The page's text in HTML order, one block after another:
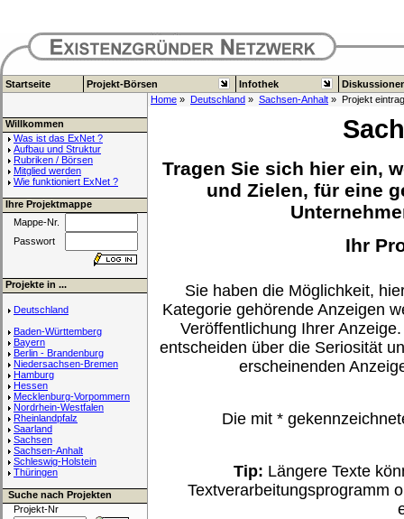
Startseite Projekt-Börsen Infothek
Home » Deutschland » Sachsen-Anhalt » Projekt
Willkommen
Was ist das ExNet ?
Aufbau und Struktur
Rubriken / Börsen
Mitglied werden
Wie funktioniert ExNet ?
Ihre Projektmappe
Mappe-Nr.
Passwort
Projekte in ...
Deutschland
Baden-Württemberg
Bayern
Berlin - Brandenburg
Niedersachsen-Bremen
Hamburg
Hessen
Mecklenburg-Vorpommern
Nordrhein-Westfalen
Rheinlandpfalz
Saarland
Sachsen
Sachsen-Anhalt
Schleswig-Holstein
Thüringen
Suche nach Projekten
Projekt-Nr
Tragen Sie sich hier ein,
und Zielen, für eine
Ihr
Sie haben die Möglichkeit,
Kategorie gehörende Anzeigen
Veröffentlichung Ihrer
entscheiden über die Seriosität
erscheinenden
Die mit *
Tip: Längere Texte
Textverarbeitungsprogramm